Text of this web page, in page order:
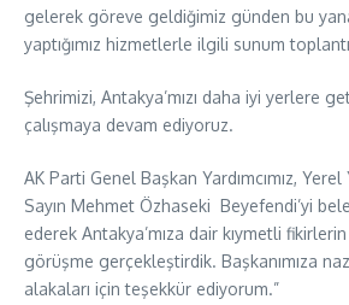
gelerek göreve geldiğimiz günden bu
yaptığımız hizmetlerle ilgili sunum
Şehrimizi, Antakya’mızı daha iyi yerlere
çalışmaya devam ediyoruz.
AK Parti Genel Başkan Yardımcımız,
Sayın Mehmet Özhaseki Beyefendi’yi
ederek Antakya’mıza dair kıymetli
görüşme gerçekleştirdik. Başkanımıza
alakaları için teşekkür ediyorum.”